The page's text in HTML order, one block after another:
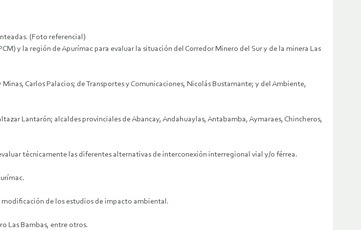
(Foto referencial)
y la región de Apurímac para evaluar la situación del Corredor Minero del Sur y de la minera Las
Carlos Palacios; de Transportes y Comunicaciones, Nicolás Bustamante; y del Ambiente,
Lantarón; alcaldes provinciales de Abancay, Andahuaylas, Antabamba, Aymaraes, Chincheros,
técnicamente las diferentes alternativas de interconexión interregional vial y/o férrea.
modificación de los estudios de impacto ambiental.
Las Bambas, entre otros.